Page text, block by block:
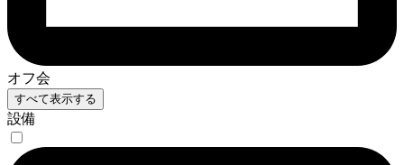
オフ会
すべて表示する
設備